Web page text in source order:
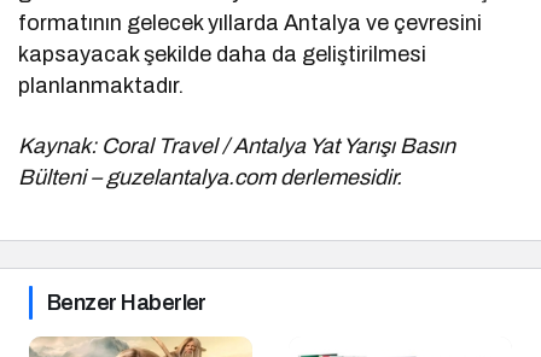
formatının gelecek yıllarda Antalya ve çevresini
kapsayacak şekilde daha da geliştirilmesi
planlanmaktadır.
Kaynak: Coral Travel / Antalya Yat Yarışı Basın
Bülteni – guzelantalya.com derlemesidir.
Benzer Haberler